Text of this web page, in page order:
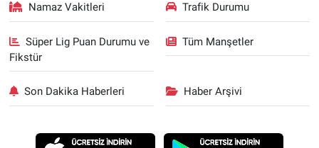
Namaz Vakitleri Trafik Durumu
Süper Lig Puan Durumu ve
Fikstür
Tüm Manşetler
Son Dakika Haberleri Haber Arşivi